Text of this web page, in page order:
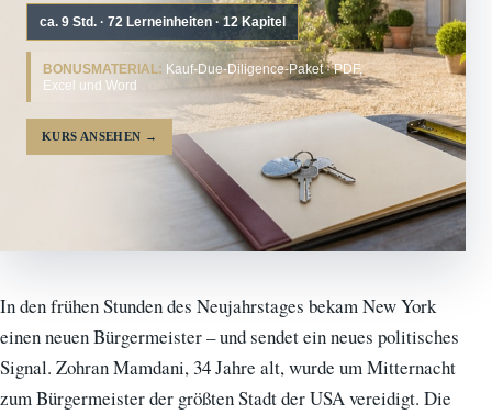
ca. 9 Std. · 72 Lerneinheiten · 12 Kapitel
BONUSMATERIAL: Kauf-Due-Diligence-Paket · PDF,
Excel und Word
KURS ANSEHEN →
In den frühen Stunden des Neujahrstages bekam New York
einen neuen Bürgermeister – und sendet ein neues politisches
Signal. Zohran Mamdani, 34 Jahre alt, wurde um Mitternacht
zum Bürgermeister der größten Stadt der USA vereidigt. Die